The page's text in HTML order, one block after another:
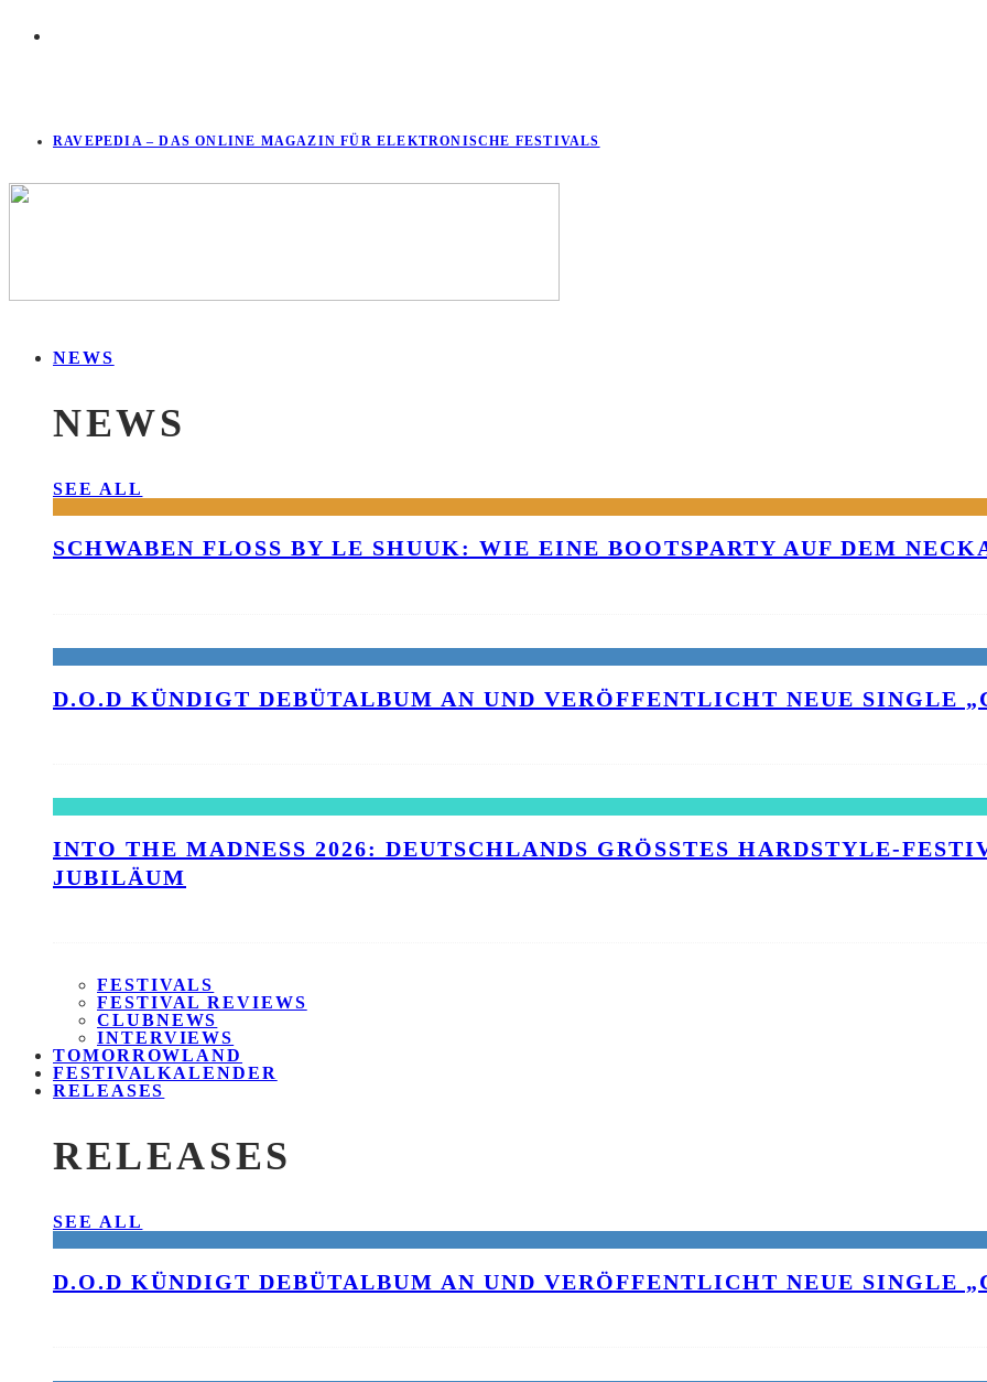
RAVEPEDIA – DAS ONLINE MAGAZIN FÜR ELEKTRONISCHE FESTIVALS
NEWS
NEWS
SEE ALL
SCHWABEN FLOSS BY LE SHUUK: WIE EINE BOOTSPARTY AUF DEM
D.O.D KÜNDIGT DEBÜTALBUM AN UND VERÖFFENTLICHT NEUE SINGLE
INTO THE MADNESS 2026: DEUTSCHLANDS GRÖSSTES HARDSTYLE-
UBILÄUM
FESTIVALS
FESTIVAL REVIEWS
CLUBNEWS
INTERVIEWS
TOMORROWLAND
FESTIVALKALENDER
RELEASES
RELEASES
SEE ALL
D.O.D KÜNDIGT DEBÜTALBUM AN UND VERÖFFENTLICHT NEUE SINGLE